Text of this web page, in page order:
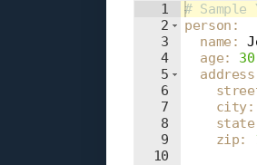
Input field
1
2
3
4
5
6
7
8
9
10
# Sample
person :
  name
:
  age
: 30
  address
    city
    state
    zip
: